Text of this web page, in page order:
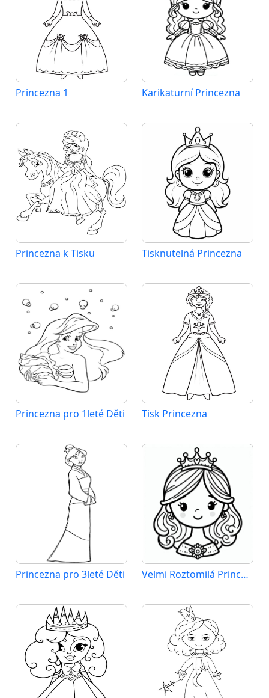
Princezna 1 Karikaturní Princezna
Princezna k Tisku Tisknutelná Princezna
Princezna pro 1leté Děti Tisk Princezna
Princezna pro 3leté Děti Velmi Roztomilá Princezna